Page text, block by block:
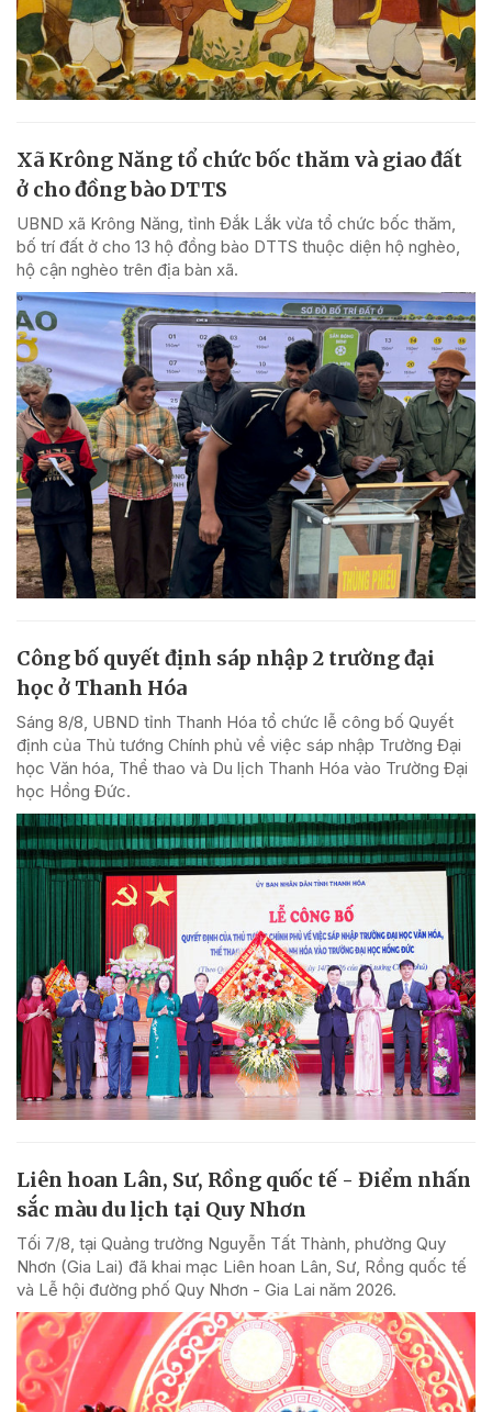
Xã Krông Năng tổ chức bốc thăm và giao đất
ở cho đồng bào DTTS
UBND xã Krông Năng, tỉnh Đắk Lắk vừa tổ chức bốc thăm,
bố trí đất ở cho 13 hộ đồng bào DTTS thuộc diện hộ nghèo,
hộ cận nghèo trên địa bàn xã.
Công bố quyết định sáp nhập 2 trường đại
học ở Thanh Hóa
Sáng 8/8, UBND tỉnh Thanh Hóa tổ chức lễ công bố Quyết
định của Thủ tướng Chính phủ về việc sáp nhập Trường Đại
học Văn hóa, Thể thao và Du lịch Thanh Hóa vào Trường Đại
học Hồng Đức.
Liên hoan Lân, Sư, Rồng quốc tế - Điểm nhấn
sắc màu du lịch tại Quy Nhơn
Tối 7/8, tại Quảng trường Nguyễn Tất Thành, phường Quy
Nhơn (Gia Lai) đã khai mạc Liên hoan Lân, Sư, Rồng quốc tế
và Lễ hội đường phố Quy Nhơn - Gia Lai năm 2026.